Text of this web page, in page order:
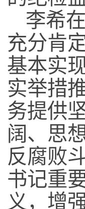
李希
充分肯
基本实
实举措
务提供
阔、思
反腐败
书记重
义，增